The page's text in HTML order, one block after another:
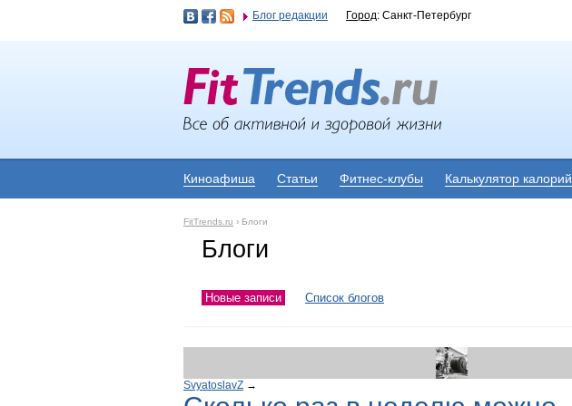
Блог редакции Город: Санкт-Петербург
Киноафиша Статьи Фитнес-клубы Калькулятор калорий
FitTrends.ru › Блоги
Блоги
Новые записи Список блогов
SvyatoslavZ →